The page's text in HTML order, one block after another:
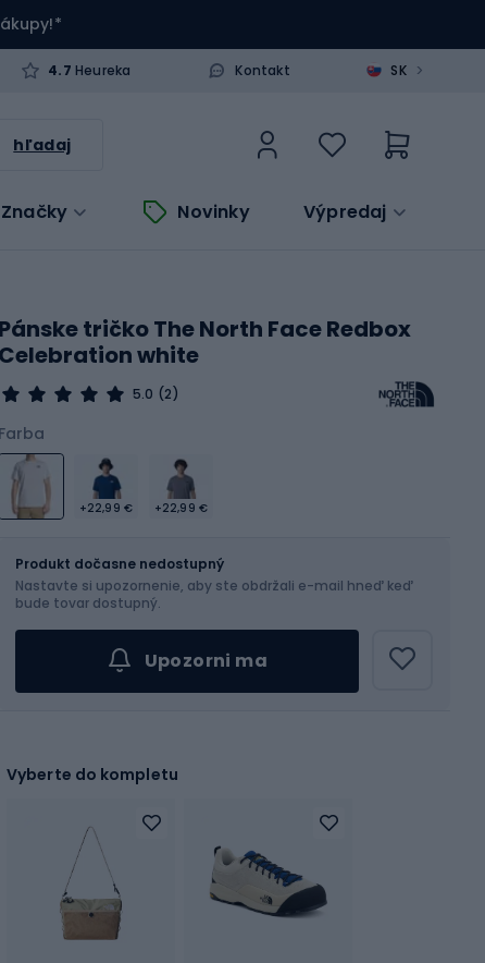
4.7 Heureka Kontakt SK >
hľadaj
Značky Novinky Výpredaj
Pánske tričko The North Face Redbox
Celebration white
5.0 (2)
Farba
+22,99 € +22,99 €
Vyber veľkosť...
Produkt dočasne nedostupný
Nastavte si upozornenie, aby ste obdržali e-mail hneď keď
bude tovar dostupný.
Upozorni ma
Vyberte do kompletu